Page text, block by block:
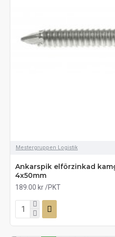
Mestergruppen Logistik
Ankarspik elförzinkad
4x50mm
189.00 kr /PKT